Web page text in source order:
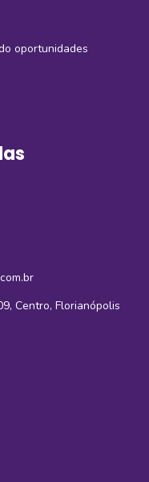
oportunidades
Centro, Florianópolis